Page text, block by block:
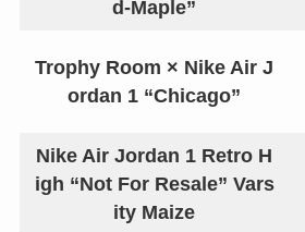
d-Maple”
Trophy Room × Nike Air J
ordan 1 “Chicago”
Nike Air Jordan 1 Retro H
igh “Not For Resale” Vars
ity Maize